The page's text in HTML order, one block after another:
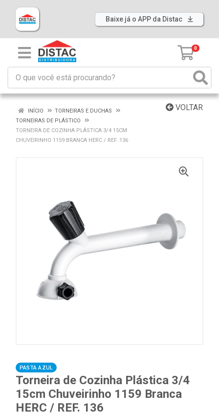
Baixe já o APP da Distac
0
VOLTAR
INÍCIO
TORNEIRAS E DUCHAS
TORNEIRAS DE PLÁSTICO
TORNEIRA DE COZINHA PLÁSTICA 3/4 15CM
CHUVEIRINHO 1159 BRANCA HERC / REF. 136
PASTA AZUL
Torneira de Cozinha Plástica 3/4
15cm Chuveirinho 1159 Branca
HERC / REF. 136